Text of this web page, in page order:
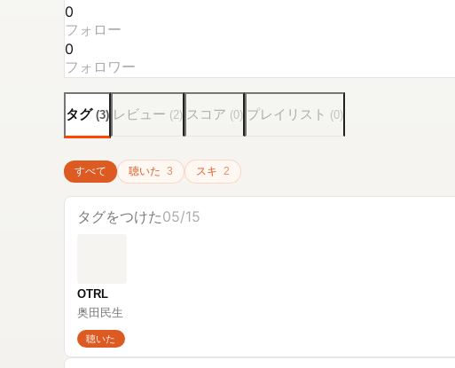
0
フォロー
0
フォロワー
タグ (3) レビュー (2) スコア (0) プレイリスト (0)
すべて 聴いた 3 スキ 2
タグをつけた05/15
OTRL
奥田民生
聴いた